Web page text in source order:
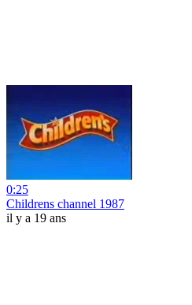
0:25
Childrens channel 1987
il y a 19 ans